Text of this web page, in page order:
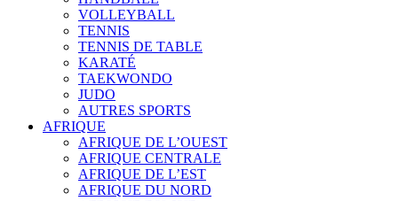
VOLLEYBALL
TENNIS
TENNIS DE TABLE
KARATÉ
TAEKWONDO
JUDO
AUTRES SPORTS
AFRIQUE
AFRIQUE DE L’OUEST
AFRIQUE CENTRALE
AFRIQUE DE L’EST
AFRIQUE DU NORD